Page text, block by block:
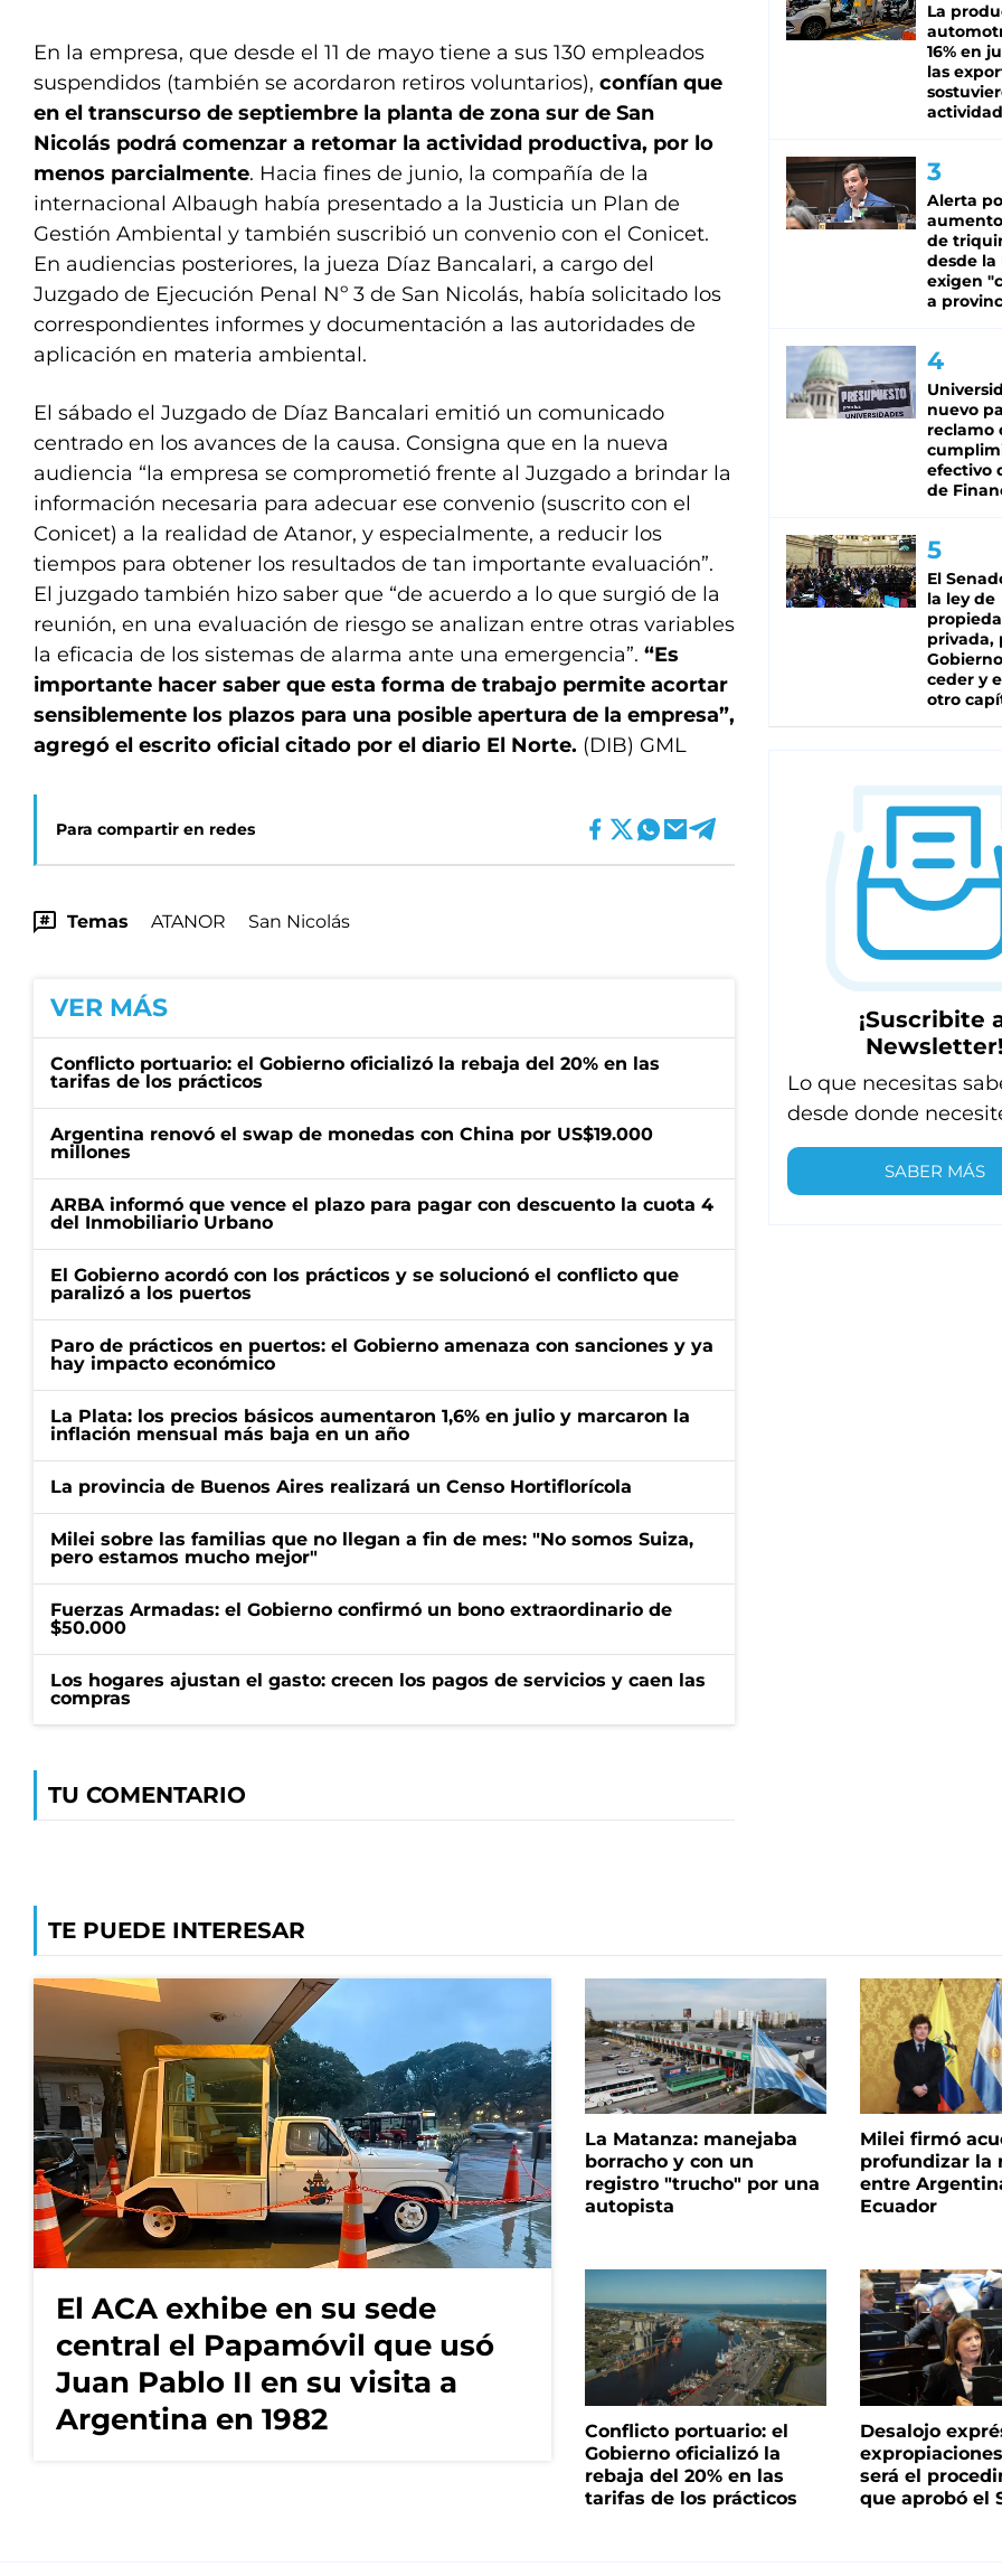
En la empresa, que desde el 11 de mayo tiene a sus 130 empleados
suspendidos (también se acordaron retiros voluntarios), confían que
en el transcurso de septiembre la planta de zona sur de San
Nicolás podrá comenzar a retomar la actividad productiva, por lo
menos parcialmente. Hacia fines de junio, la compañía de la
internacional Albaugh había presentado a la Justicia un Plan de
Gestión Ambiental y también suscribió un convenio con el Conicet.
En audiencias posteriores, la jueza Díaz Bancalari, a cargo del
Juzgado de Ejecución Penal Nº 3 de San Nicolás, había solicitado los
correspondientes informes y documentación a las autoridades de
aplicación en materia ambiental.
El sábado el Juzgado de Díaz Bancalari emitió un comunicado
centrado en los avances de la causa. Consigna que en la nueva
audiencia “la empresa se comprometió frente al Juzgado a brindar la
información necesaria para adecuar ese convenio (suscrito con el
Conicet) a la realidad de Atanor, y especialmente, a reducir los
tiempos para obtener los resultados de tan importante evaluación”.
El juzgado también hizo saber que “de acuerdo a lo que surgió de la
reunión, en una evaluación de riesgo se analizan entre otras variables
la eficacia de los sistemas de alarma ante una emergencia”. “Es
importante hacer saber que esta forma de trabajo permite acortar
sensiblemente los plazos para una posible apertura de la empresa”,
agregó el escrito oficial citado por el diario El Norte. (DIB) GML
Para compartir en redes
Temas ATANOR San Nicolás
VER MÁS
Conflicto portuario: el Gobierno oficializó la rebaja del 20% en las
tarifas de los prácticos
Argentina renovó el swap de monedas con China por US$19.000
millones
ARBA informó que vence el plazo para pagar con descuento la cuota 4
del Inmobiliario Urbano
El Gobierno acordó con los prácticos y se solucionó el conflicto que
paralizó a los puertos
Paro de prácticos en puertos: el Gobierno amenaza con sanciones y ya
hay impacto económico
La Plata: los precios básicos aumentaron 1,6% en julio y marcaron la
inflación mensual más baja en un año
La provincia de Buenos Aires realizará un Censo Hortiflorícola
Milei sobre las familias que no llegan a fin de mes: "No somos Suiza,
pero estamos mucho mejor"
Fuerzas Armadas: el Gobierno confirmó un bono extraordinario de
$50.000
Los hogares ajustan el gasto: crecen los pagos de servicios y caen las
compras
TU COMENTARIO
La
16% en
las
actividad
Alerta
de
desde la
exigen
a
nuevo
reclamo
efectivo
de
El
la ley de
privada,
ceder y
otro
¡Suscribite
Newsletter!
Lo que necesitas
desde donde
SABER MÁS
TE PUEDE INTERESAR
El ACA exhibe en su sede
central el Papamóvil que usó
Juan Pablo II en su visita a
Argentina en 1982
La Matanza: manejaba
borracho y con un
registro "trucho" por una
autopista
Milei firmó
profundizar la
entre
Ecuador
Conflicto portuario: el
Gobierno oficializó la
rebaja del 20% en las
tarifas de los prácticos
Desalojo
será el
que aprobó el